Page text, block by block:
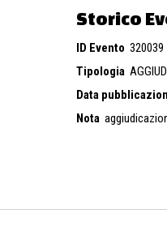
Storico
ID Evento 320039
Tipologia
Data
Nota